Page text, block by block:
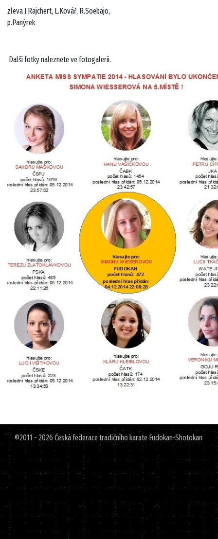
zleva J.Rajchert, L.Kovář, R.Soebajo,
p.Panýrek
Další fotky naleznete ve fotogalerii.
©2011 - 2026 Česká federace tradičního karate Fudokan-Shotokan